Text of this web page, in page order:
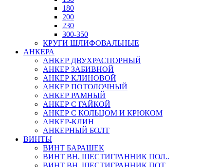
180
200
230
300-350
КРУГИ ШЛИФОВАЛЬНЫЕ
АНКЕРА
АНКЕР ДВУХРАСПОРНЫЙ
АНКЕР ЗАБИВНОЙ
АНКЕР КЛИНОВОЙ
АНКЕР ПОТОЛОЧНЫЙ
АНКЕР РАМНЫЙ
АНКЕР С ГАЙКОЙ
АНКЕР С КОЛЬЦОМ И КРЮКОМ
АНКЕР-КЛИН
АНКЕРНЫЙ БОЛТ
ВИНТЫ
ВИНТ БАРАШЕК
ВИНТ ВН. ШЕСТИГРАННИК ПОЛ..
ВИНТ ВН. ШЕСТИГРАННИК ПОТ..